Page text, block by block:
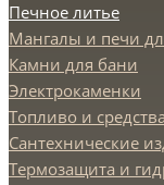
Печное литье
Мангалы и печи
Камни для бани
Электрокаменки
Топливо и
Сантехнические
Термозащита и